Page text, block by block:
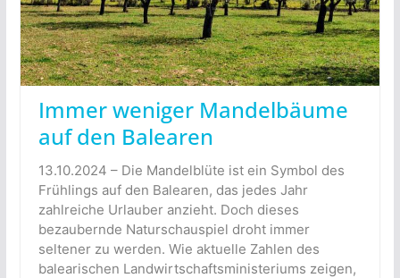
Immer weniger Mandelbäume
auf den Balearen
13.10.2024 – Die Mandelblüte ist ein Symbol des
Frühlings auf den Balearen, das jedes Jahr
zahlreiche Urlauber anzieht. Doch dieses
bezaubernde Naturschauspiel droht immer
seltener zu werden. Wie aktuelle Zahlen des
balearischen Landwirtschaftsministeriums zeigen,